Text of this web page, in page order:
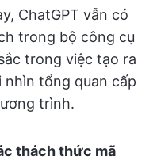
ChatGPT vẫn có
trong bộ công cụ
trong việc tạo ra
nhìn tổng quan cấp
trình.
thách thức mã